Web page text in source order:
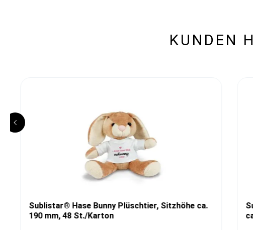
KUNDEN
Sublistar® Hase Bunny Plüschtier, Sitzhöhe ca.
190 mm, 48 St./Karton